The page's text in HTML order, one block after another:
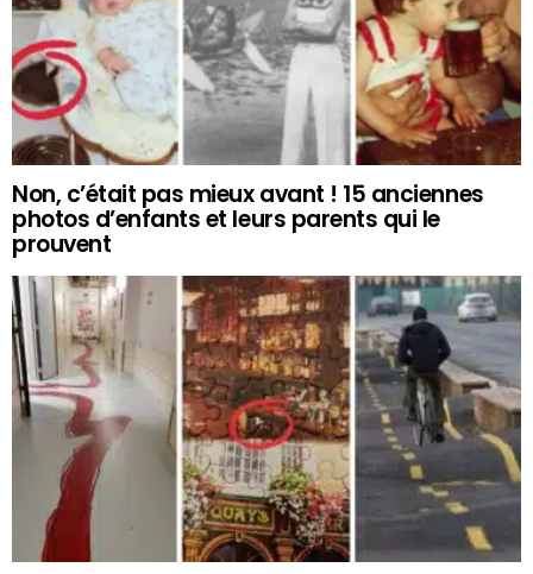
Non, c’était pas mieux avant ! 15 anciennes
photos d’enfants et leurs parents qui le
prouvent